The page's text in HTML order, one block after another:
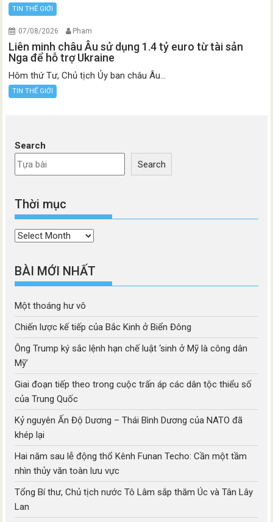
TIN THẾ GIỚI
07/08/2026 Pham
Liên minh châu Âu sử dụng 1.4 tỷ euro từ tài sản
Nga để hỗ trợ Ukraine
Hôm thứ Tư, Chủ tịch Ủy ban châu Âu...
TIN THẾ GIỚI
Search
Search
Thời mục
Thời
BÀI MỚI NHẤT
Một thoáng hư vô
Chiến lược kế tiếp của Bắc Kinh ở Biển Đông
Ông Trump ký sắc lệnh hạn chế luật ‘sinh ở Mỹ là công dân
Mỹ’
Giai đoạn tiếp theo trong cuộc trấn áp các dân tộc thiểu số
của Trung Quốc
Kỷ nguyên Ấn Độ Dương – Thái Bình Dương của NATO đã
khép lại
Hai năm sau lễ động thổ Kênh Funan Techo: Cần một tầm
nhìn thủy văn toàn lưu vực
Tổng Bí thư, Chủ tịch nước Tô Lâm sắp thăm Úc và Tân Lây
Lan